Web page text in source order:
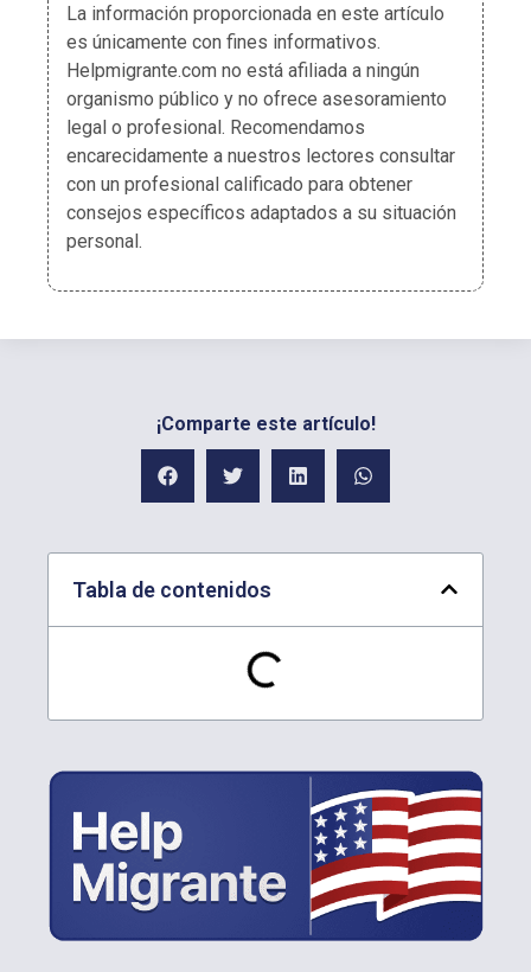
La información proporcionada en este artículo
es únicamente con fines informativos.
Helpmigrante.com no está afiliada a ningún
organismo público y no ofrece asesoramiento
legal o profesional. Recomendamos
encarecidamente a nuestros lectores consultar
con un profesional calificado para obtener
consejos específicos adaptados a su situación
personal.
¡Comparte este artículo!
Tabla de contenidos